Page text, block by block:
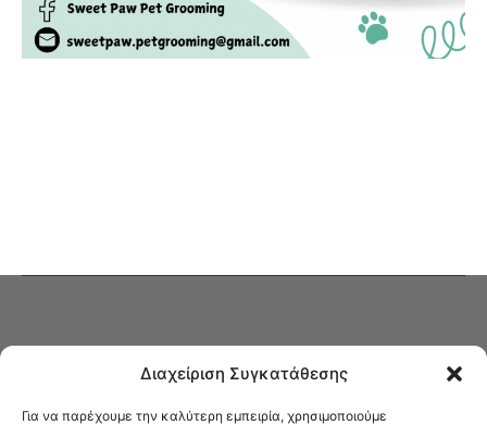
Διαχείριση Συγκατάθεσης
Για να παρέχουμε την καλύτερη εμπειρία, χρησιμοποιούμε